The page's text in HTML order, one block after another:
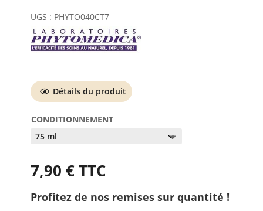
UGS : PHYTO040CT7
Détails du produit
CONDITIONNEMENT
7,90€ TTC
Profitez de nos remises sur quantité !